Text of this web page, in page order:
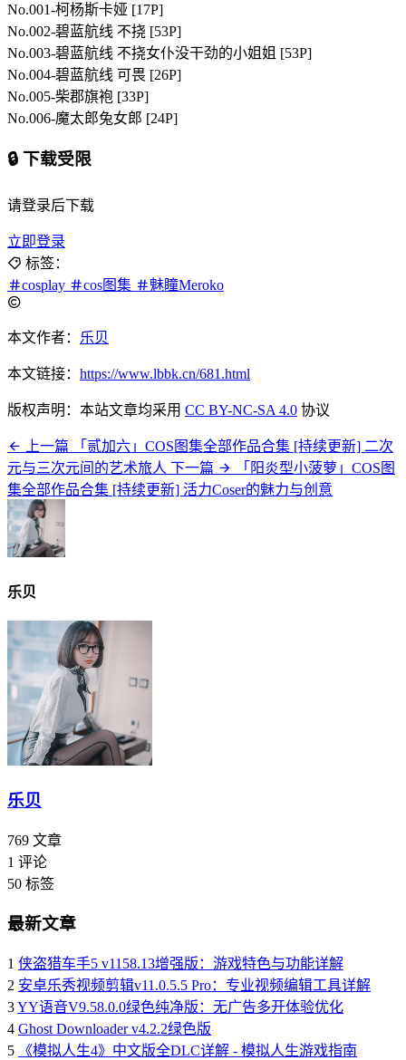
No.001-柯杨斯卡娅 [17P]
No.002-碧蓝航线 不挠 [53P]
No.003-碧蓝航线 不挠女仆没干劲的小姐姐 [53P]
No.004-碧蓝航线 可畏 [26P]
No.005-柴郡旗袍 [33P]
No.006-魔太郎兔女郎 [24P]
🔒 下载受限
请登录后下载
立即登录
标签：
cosplay
cos图集 魅瞳Meroko
本文作者： 乐贝
本文链接： https://www.lbbk.cn/681.html
版权声明：本站文章均采用 CC BY-NC-SA 4.0 协议
上一篇
「贰加六」COS图集全部作品合集 [持续更新] 二次
元与三次元间的艺术旅人 下一篇
「阳炎型小菠萝」COS图
集全部作品合集 [持续更新] 活力Coser的魅力与创意
乐贝
乐贝
769 文章
1 评论
50 标签
最新文章
1 侠盗猎车手5 v1158.13增强版：游戏特色与功能详解
2 安卓乐秀视频剪辑v11.0.5.5 Pro：专业视频编辑工具详解
3YY语音V9.58.0.0绿色纯净版：无广告多开体验优化
4 Ghost Downloader v4.2.2绿色版
5
《模拟人生4》中文版全DLC详解 - 模拟人生游戏指南